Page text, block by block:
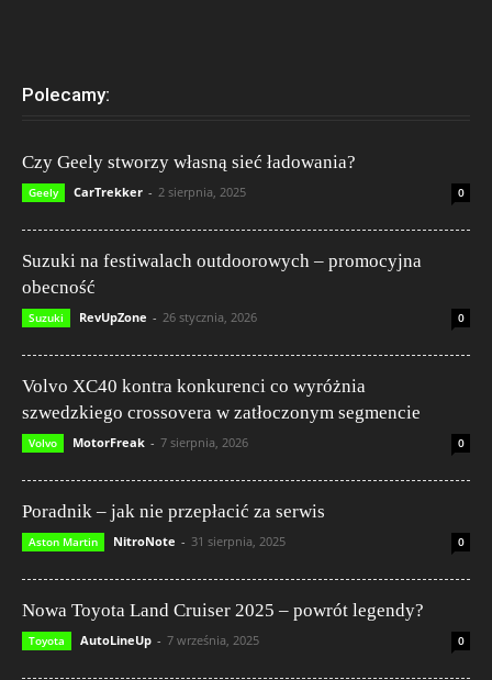
Polecamy:
Czy Geely stworzy własną sieć ładowania?
Geely CarTrekker - 2 sierpnia, 2025 0
Suzuki na festiwalach outdoorowych – promocyjna
obecność
Suzuki RevUpZone - 26 stycznia, 2026 0
Volvo XC40 kontra konkurenci co wyróżnia
szwedzkiego crossovera w zatłoczonym segmencie
Volvo MotorFreak - 7 sierpnia, 2026 0
Poradnik – jak nie przepłacić za serwis
Aston Martin NitroNote - 31 sierpnia, 2025 0
Nowa Toyota Land Cruiser 2025 – powrót legendy?
Toyota AutoLineUp - 7 września, 2025 0